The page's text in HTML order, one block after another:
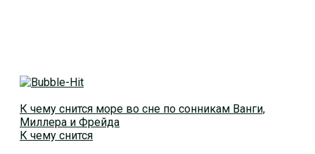
К чему снится море во сне по сонникам Ванги,
Миллера и Фрейда
К чему снится